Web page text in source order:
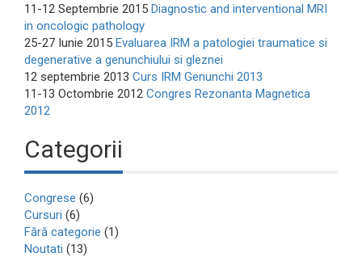
11-12 Septembrie 2015 Diagnostic and interventional MRI
in oncologic pathology
25-27 Iunie 2015 Evaluarea IRM a patologiei traumatice si
degenerative a genunchiului si gleznei
12 septembrie 2013 Curs IRM Genunchi 2013
11-13 Octombrie 2012 Congres Rezonanta Magnetica
2012
Categorii
Congrese (6)
Cursuri (6)
Fără categorie (1)
Noutati (13)